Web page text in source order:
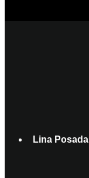
Lina Posada